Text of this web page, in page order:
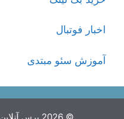
اخبار فوتبال
آموزش سئو مبتدی
© 2026 پرس آنلاین